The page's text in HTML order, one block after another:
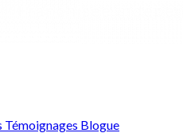
Témoignages Blogue